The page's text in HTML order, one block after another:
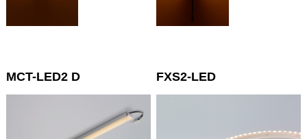
MCT-LED2 D FXS2-LED